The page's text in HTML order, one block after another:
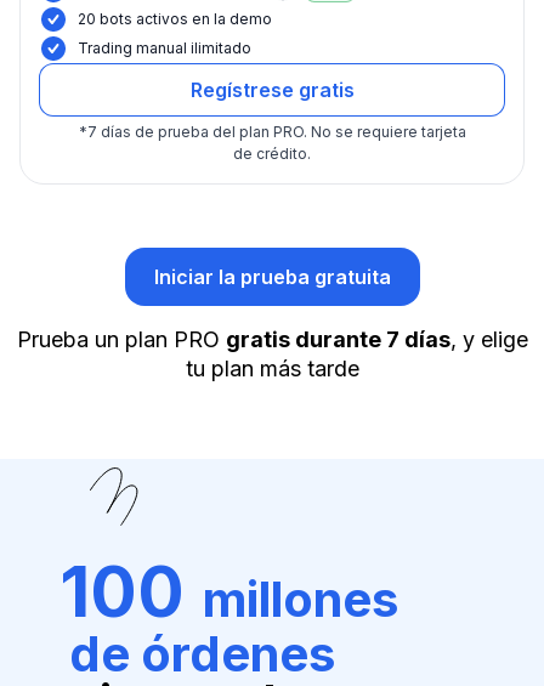
20 bots activos en la demo
Trading manual ilimitado
Regístrese gratis
*7 días de prueba del plan PRO. No se requiere tarjeta
de crédito.
Iniciar la prueba gratuita
Prueba un plan PRO gratis durante 7 días, y elige
tu plan más tarde
100 millones
de órdenes